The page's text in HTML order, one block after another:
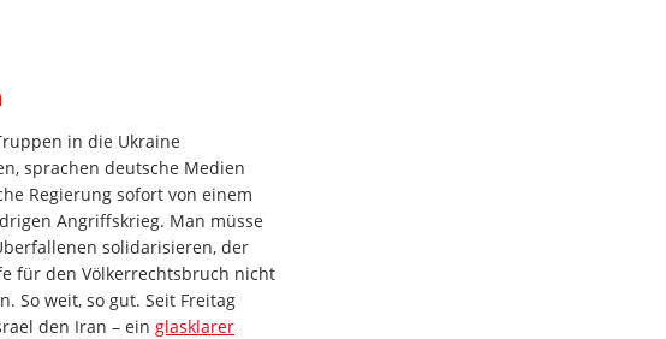
in die Ukraine
sprachen deutsche Medien
Regierung sofort von einem
Angriffskrieg. Man müsse
solidarisieren, der
für den Völkerrechtsbruch nicht
So weit, so gut. Seit Freitag
den Iran – ein glasklarer